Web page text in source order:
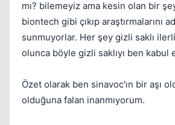
mı? bilemeyiz ama kesin olan bir
biontech gibi çıkıp araştırmalarını
sunmuyorlar. Her şey gizli saklı
olunca böyle gizli saklıyı ben kabul
Özet olarak ben sinavoc'ın bir aşı
olduğuna falan inanmıyorum.